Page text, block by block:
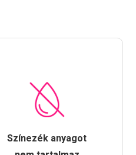
Színezék anyagot